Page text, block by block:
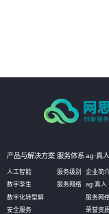
产品与解决方案
人工智能
数字孪生
数字化转型解
安全服务
服务体系
服务级别
服务网络
ag·真
企业简
ag·真
服务网
荣誉资